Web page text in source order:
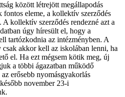
között létrejött megállapodás
eleme, a kollektív szerződés
A kollektív szerződés rendezné azt a
úgy híresült el, hogy a
tartózkodnia az intézményben. A
csak akkor kell az iskolában lenni, ha
el. Ha ezt mégsem kötik meg, új
a többi ágazatban működő
erősebb nyomásgyakorlás
november 23-i